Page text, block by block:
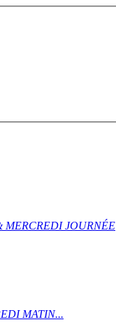
MERCREDI JOURNÉE
MATIN...